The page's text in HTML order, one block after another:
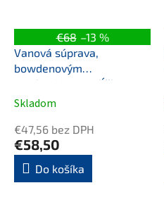
€68 –13 %
Vanová súprava,
bowdenovým
mechanizmom, dĺžka
800mm, zátka 72mm,
Skladom
€47,56 bez DPH
€58,50
Do košíka